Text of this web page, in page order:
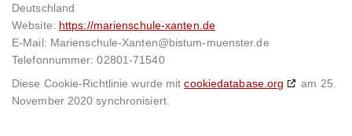
Deutschland
Website: https://marienschule-xanten.de
E-Mail: Marienschule-Xanten@bistum-muenster.de
Telefonnummer: 02801-71540
Diese Cookie-Richtlinie wurde mitcookiedatabase.org
am 25.
November 2020 synchronisiert.